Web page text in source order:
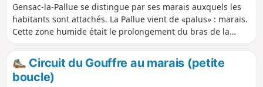
Gensac-la-Pallue se distingue par ses marais auxquels les
habitants sont attachés. La Pallue vient de «palus» : marais.
Cette zone humide était le prolongement du bras de la
Charente. La Pallue, enclave de la paroisse de Gensac,
devint commune indépendante à la Révolution. Les deux
communes de Gensac et de La Pallue furent réunies en
1857, à l'exception des villages de Roissac.
Circuit du Gouffre au marais (petite
boucle)